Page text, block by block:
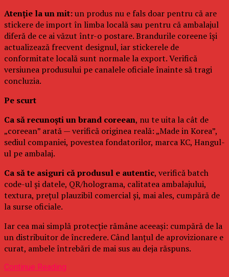
Atenție la un mit:un produs nu e fals doar pentru că are
stickere de import în limba locală sau pentru că ambalajul
diferă de ce ai văzut într-o postare. Brandurile coreene își
actualizează frecvent designul, iar stickerele de
conformitate locală sunt normale la export. Verifică
versiunea produsului pe canalele oficiale înainte să tragi
concluzia.
Pe scurt
Ca să recunoști un brand coreean, nu te uita la cât de
„coreean” arată — verifică originea reală: „Made in Korea”,
sediul companiei, povestea fondatorilor, marca KC, Hangul-
ul pe ambalaj.
Ca să te asiguri că produsul e autentic, verifică batch
code-ul și datele, QR/holograma, calitatea ambalajului,
textura, prețul plauzibil comercial și, mai ales, cumpără de
la surse oficiale.
Iar cea mai simplă protecție rămâne aceeași: cumpără de la
un distribuitor de încredere. Când lanțul de aprovizionare e
curat, ambele întrebări de mai sus au deja răspuns.
Continue Reading